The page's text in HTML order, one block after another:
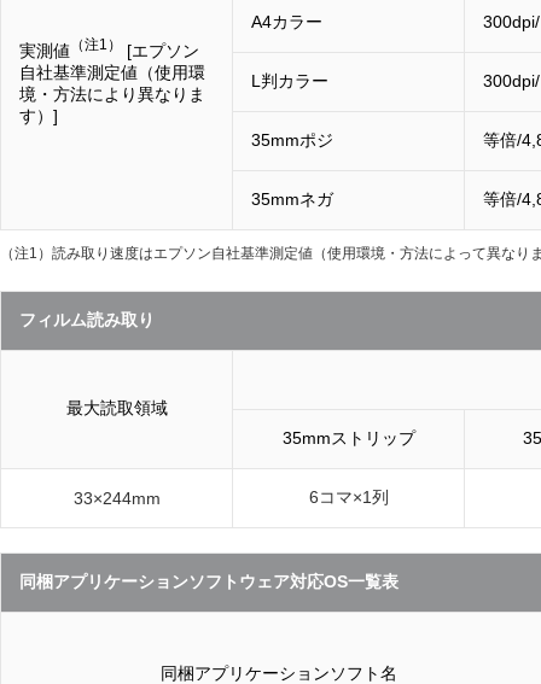
実測値 （注1）
[エプソン
自社基準測定値（使用環
境・方法により異なりま
す）]
A4カラー
L判カラー
35mmポジ 等倍/
35mmネガ 等倍/
（注1） 読み取り速度はエプソン自社基準測定値（使用環境・方法によって異なり
フィルム読み取り
最大読取領域
35mmストリップ
33×244mm 6コマ×1列
同梱アプリケーションソフトウェア対応OS一覧表
同梱アプリケーションソフト名